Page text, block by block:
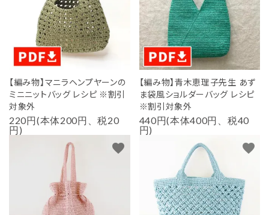
【編み物】マニラヘンプヤーンの
ミニニットバッグ レシピ ※割引
対象外
220円(本体200円、税20
円)
【編み物】青木恵理子先生 あず
ま袋風ショルダーバッグ レシピ
※割引対象外
440円(本体400円、税40
円)
favorite favorite